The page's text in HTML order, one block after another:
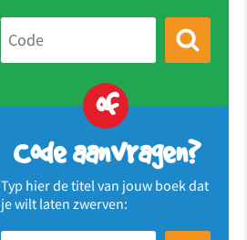
of
Code aanvragen?
Typ hier de titel van jouw boek dat
je wilt laten zwerven: